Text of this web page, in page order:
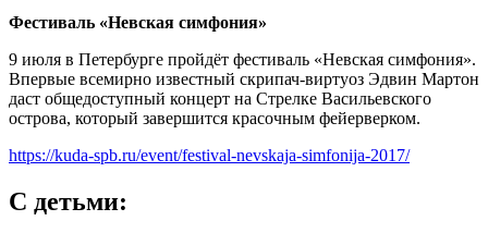
Фестиваль «Невская симфония»
9 июля в Петербурге пройдёт фестиваль «Невская симфония».
Впервые всемирно известный скрипач-виртуоз Эдвин Мартон
даст общедоступный концерт на Стрелке Васильевского
острова, который завершится красочным фейерверком.
https://kuda-spb.ru/event/festival-nevskaja-simfonija-2017/
С детьми: